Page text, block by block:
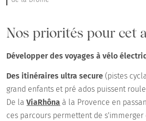
Nos priorités pour cet
Développer des voyages à vélo
Des itinéraires ultra secure (pistes
grand enfants et pré ados puissent
De laViaRhôna à la Provence en
ces parcours permettent de